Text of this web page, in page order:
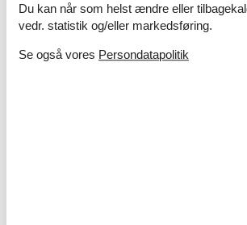
Koncepter
Tæt på havet
Du kan når som helst ændre eller
vedr. statistik og/eller markedsføring.
Se også vores Persondatapolitik